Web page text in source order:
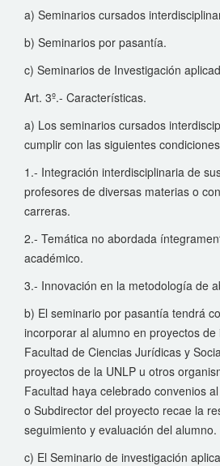
a) Seminarios cursados
b) Seminarios por pasantía.
c) Seminarios de Investigación
Art. 3º.- Características.
a) Los seminarios cursados
cumplir con las siguientes
1.- Integración interdisciplinaria de
profesores de diversas materias o
carreras.
2.- Temática no abordada
académico.
3.- Innovación en la metodología de
b) El seminario por pasantía tendrá
incorporar al alumno en proyectos
Facultad de Ciencias Jurídicas y
proyectos de la UNLP u otros
Facultad haya celebrado convenios
o Subdirector del proyecto recae la
seguimiento y evaluación del alumno.
c) El Seminario de investigación